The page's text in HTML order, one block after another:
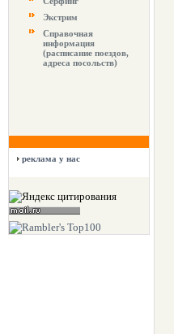
Экстрим
Справочная
информация
(расписание поездов,
адреса посольств)
реклама у нас